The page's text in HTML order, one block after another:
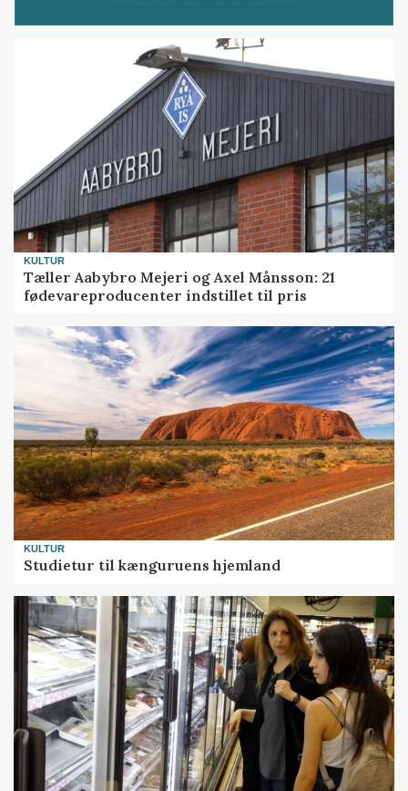
KULTUR
Tæller Aabybro Mejeri og Axel Månsson: 21
fødevareproducenter indstillet til pris
KULTUR
Studietur til kænguruens hjemland